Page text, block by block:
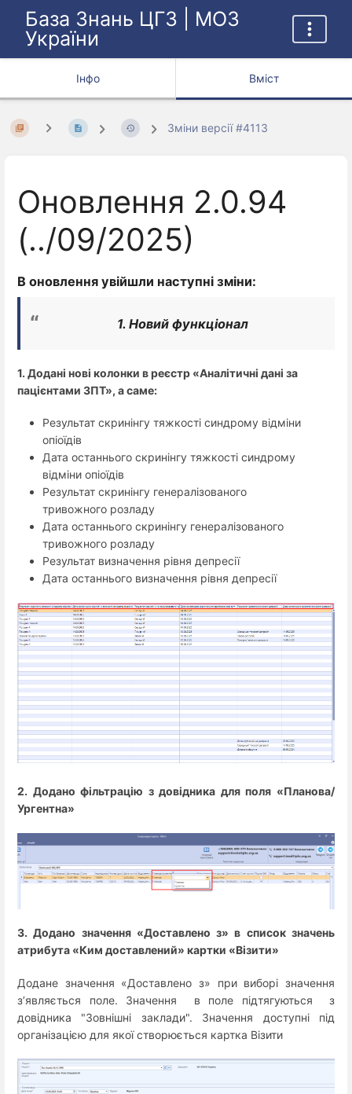
База Знань ЦГЗ | МОЗ
України
Інфо Вміст
Зміни версії #4113
Оновлення 2.0.94
(../09/2025)
В оновлення увійшли наступні зміни:
1. Новий функціонал
1. Додані нові колонки в реєстр «Аналітичні дані за
пацієнтами ЗПТ», а саме:
Результат скринінгу тяжкості синдрому відміни
опіоїдів
Дата останнього скринінгу тяжкості синдрому
відміни опіоїдів
Результат скринінгу генералізованого
тривожного розладу
Дата останнього скринінгу генералізованого
тривожного розладу
Результат визначення рівня депресії
Дата останнього визначення рівня депресії
2. Додано фільтрацію з довідника для поля «Планова/
Ургентна»
3. Додано значення «Доставлено з» в список значень
атрибута «Ким доставлений» картки «Візити»
Додане значення «Доставлено з» при виборі значення
з’являється поле. Значення в поле підтягуються з
довідника "Зовнішні заклади". Значення доступні під
організацією для якої створюється картка Візити